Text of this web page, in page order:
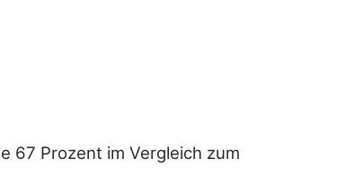
67 Prozent im Vergleich zum